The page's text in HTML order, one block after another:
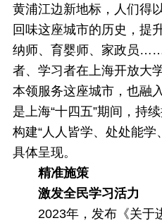
黄浦江边新地标，人们得
回味这座城市的历史，提
纳师、育婴师、家政员
者、学习者在上海开放大
本领服务这座城市，也融
是上海“十四五”期间，持
构建“人人皆学、处处能学
具体呈现。
精准施策
激发全民学习活力
2023年，发布《关于